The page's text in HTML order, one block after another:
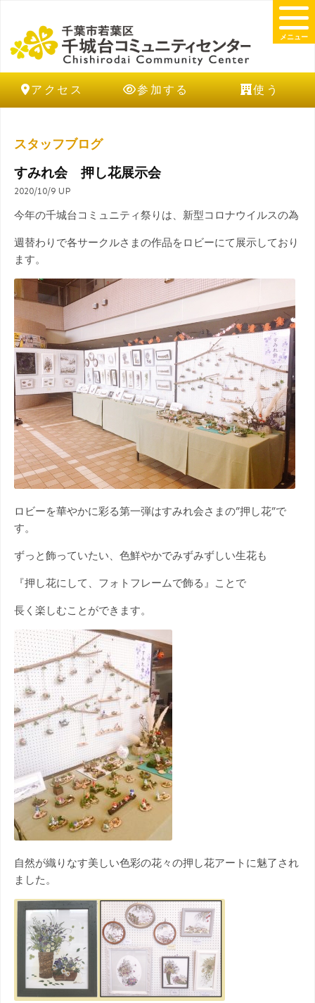
アクセス 参加する 使う
メニュー
スタッフブログ
すみれ会 押し花展示会
2020/10/9 UP
今年の千城台コミュニティ祭りは、新型コロナウイルスの為
週替わりで各サークルさまの作品をロビーにて展示しており
ます。
ロビーを華やかに彩る第一弾はすみれ会さまの”押し花”で
す。
ずっと飾っていたい、色鮮やかでみずみずしい生花も
『押し花にして、フォトフレームで飾る』ことで
長く楽しむことができます。
自然が織りなす美しい色彩の花々の押し花アートに魅了され
ました。